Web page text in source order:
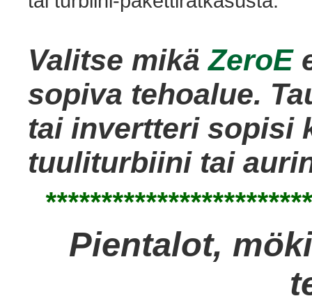
Valitse mikäZeroE
sopiva tehoalue.
tai invertteri sopisi
tuuliturbiini tai
Pientalot,